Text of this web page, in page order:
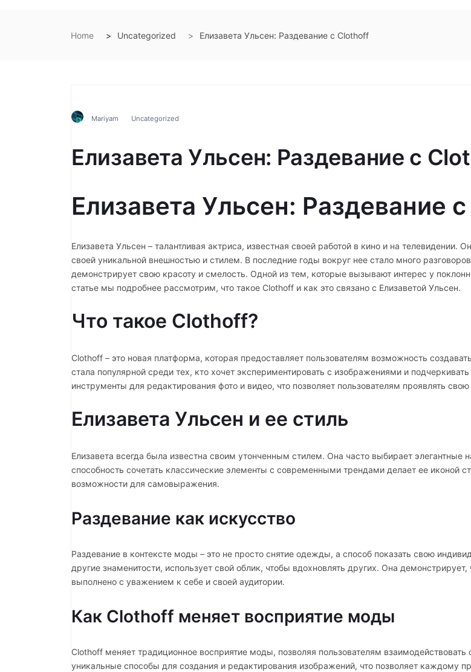
Home Uncategorized Елизавета Ульсен: Раздевание с Clothoff
Mariyam Uncategorized
Елизавета Ульсен: Раздевание с
Елизавета Ульсен: Раздевание
Елизавета Ульсен – талантливая актриса, известная своей работой в кино и на
своей уникальной внешностью и стилем. В последние годы вокруг нее стало много
демонстрирует свою красоту и смелость. Одной из тем, которые вызывают интерес у
статье мы подробнее рассмотрим, что такое Clothoff и как это связано с Елизаветой Ульсен.
Что такое Clothoff?
Clothoff – это новая платформа, которая предоставляет пользователям возможность
стала популярной среди тех, кто хочет экспериментировать с изображениями и
инструменты для редактирования фото и видео, что позволяет пользователям проявлять свою
Елизавета Ульсен и ее стиль
Елизавета всегда была известна своим утонченным стилем. Она часто выбирает
способность сочетать классические элементы с современными трендами делает ее иконой
возможности для самовыражения.
Раздевание как искусство
Раздевание в контексте моды – это не просто снятие одежды, а способ показать свою
другие знаменитости, использует свой облик, чтобы вдохновлять других. Она
выполнено с уважением к себе и своей аудитории.
Как Clothoff меняет восприятие моды
Clothoff меняет традиционное восприятие моды, позволяя пользователям
уникальные способы для создания и редактирования изображений, что позволяет каждому